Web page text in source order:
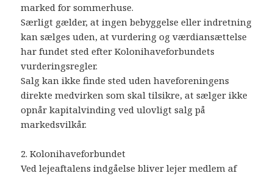
marked for sommerhuse.
Særligt gælder, at ingen bebyggelse eller indretning
kan sælges uden, at vurdering og værdiansættelse
har fundet sted efter Kolonihaveforbundets
vurderingsregler.
Salg kan ikke finde sted uden haveforeningens
direkte medvirken som skal tilsikre, at sælger ikke
opnår kapitalvinding ved ulovligt salg på
markedsvilkår.
2. Kolonihaveforbundet
Ved lejeaftalens indgåelse bliver lejer medlem af